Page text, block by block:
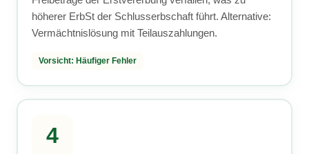
höherer ErbSt der Schlusserbschaft führt. Alternative:
Vermächtnislösung mit Teilauszahlungen.
Vorsicht: Häufiger Fehler
4